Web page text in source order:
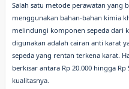
Salah satu metode perawatan yang
menggunakan bahan-bahan kimia
melindungi komponen sepeda dari
digunakan adalah cairan anti karat
sepeda yang rentan terkena karat.
berkisar antara Rp 20.000 hingga
kualitasnya.